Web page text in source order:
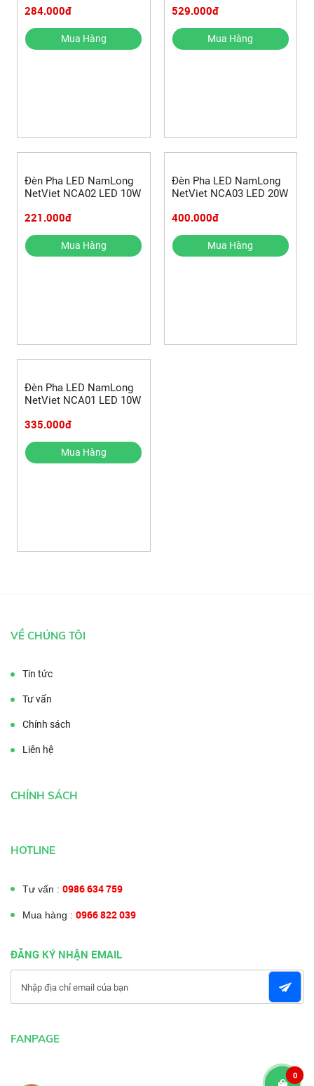
284.000đ
Mua Hàng
529.000đ
Mua Hàng
Đèn Pha LED NamLong
NetViet NCA02 LED 10W
221.000đ
Mua Hàng
Đèn Pha LED NamLong
NetViet NCA03 LED 20W
400.000đ
Mua Hàng
Đèn Pha LED NamLong
NetViet NCA01 LED 10W
335.000đ
Mua Hàng
VỀ CHÚNG TÔI
Tin tức
Tư vấn
Chính sách
Liên hệ
CHÍNH SÁCH
HOTLINE
Tư vấn : 0986 634 759
Mua hàng : 0966 822 039
ĐĂNG KÝ NHẬN EMAIL
FANPAGE
0